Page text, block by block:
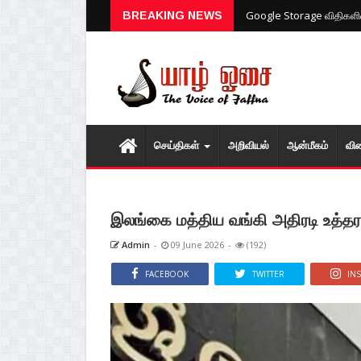
BREAKING NEWS Google Storage
செய்திகள் அறிவியல் ஆன்மீகம்
இலங்கை மத்திய வங்கி அதிரடி
Admin - 09 June 2026 - (192)
FACEBOOK TWITTER